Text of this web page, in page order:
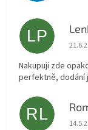
LP
Nakupuji zde
perfektně, dodání
RL